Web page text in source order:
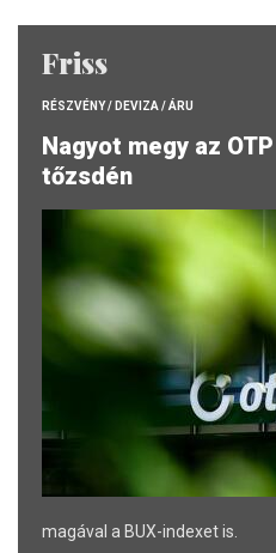
Friss
RÉSZVÉNY / DEVIZA / ÁRU
Nagyot megy az
tőzsdén
magával a BUX-indexet is.